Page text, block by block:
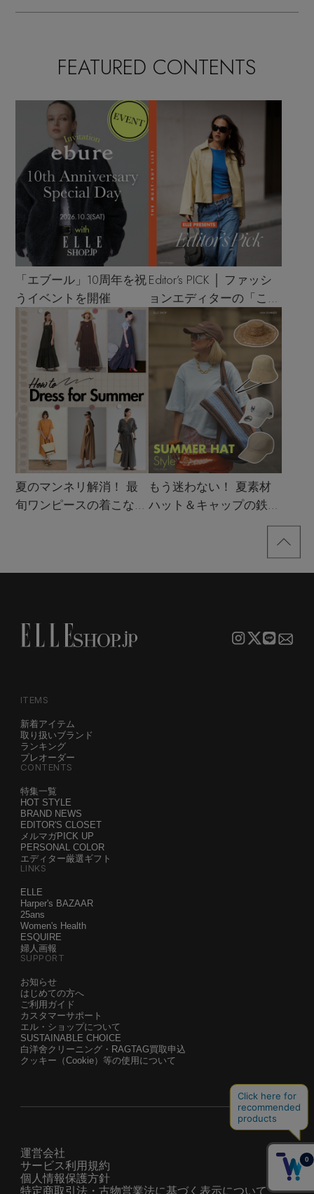
FEATURED CONTENTS
「エブール」10周年を祝
うイベントを開催
Editor’s PICK │ ファッシ
ョンエディターの「これ
買い！」リスト
夏のマンネリ解消！ 最
旬ワンピースの着こなし
もう迷わない！ 夏素材
ハット＆キャップの鉄板
ITEMS
新着アイテム
取り扱いブランド
ランキング
プレオーダー
CONTENTS
特集一覧
HOT STYLE
BRAND NEWS
EDITOR'S CLOSET
メルマガPICK UP
PERSONAL COLOR
エディター厳選ギフト
LINKS
ELLE
Harper's BAZAAR
25ans
Women's Health
ESQUIRE
婦人画報
SUPPORT
お知らせ
はじめての方へ
ご利用ガイド
カスタマーサポート
エル・ショップについて
SUSTAINABLE CHOICE
白洋舍クリーニング・RAGTAG買取申込
クッキー（Cookie）等の使用について
運営会社
サービス利用規約
個人情報保護方針
特定商取引法・古物営業法に基づく表示について